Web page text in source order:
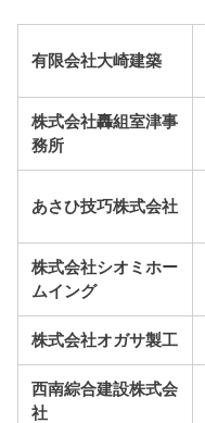
有限会社大崎建築
株式会社轟組室津事
務所
あさひ技巧株式会社
株式会社シオミホー
ムイング
株式会社オガサ製工
西南綜合建設株式会
社